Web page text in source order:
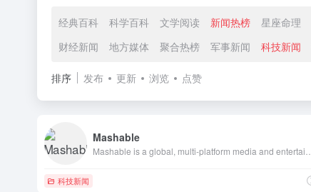
经典百科 科学百科 文学阅读 新闻热榜 星座命理
财经新闻
地方媒体 聚合热榜 军事新闻 科技新闻
排序 发布 更新 浏览 点赞
Mashable
科技新闻